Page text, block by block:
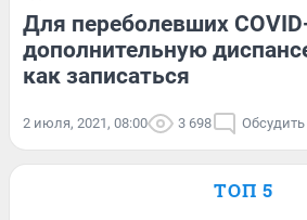
Для переболевших
дополнительную
как записаться
2 июля, 2021, 08:00 3 698 Обсудить
ТОП 5